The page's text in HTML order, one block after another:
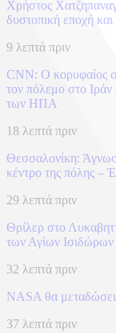
Χρήστος
δυστοπική εποχή και
9 λεπτά πριν
CNN: Ο κορυφαίος
τον πόλεμο στο Ιράν
των ΗΠΑ
18 λεπτά πριν
Θεσσαλονίκη:
κέντρο της πόλης –
29 λεπτά πριν
Θρίλερ στο
των Αγίων Ισιδώρων
32 λεπτά πριν
NASA θα
37 λεπτά πριν